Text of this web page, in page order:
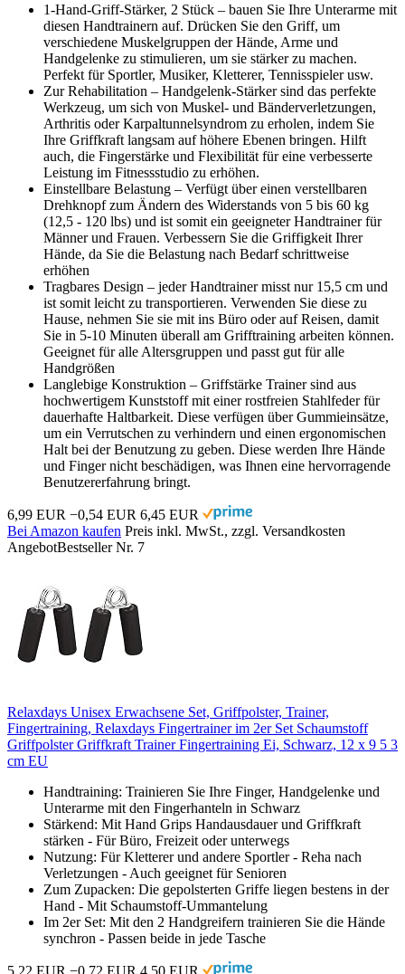
1-Hand-Griff-Stärker, 2 Stück – bauen Sie Ihre Unterarme mit
diesen Handtrainern auf. Drücken Sie den Griff, um
verschiedene Muskelgruppen der Hände, Arme und
Handgelenke zu stimulieren, um sie stärker zu machen.
Perfekt für Sportler, Musiker, Kletterer, Tennisspieler usw.
Zur Rehabilitation – Handgelenk-Stärker sind das perfekte
Werkzeug, um sich von Muskel- und Bänderverletzungen,
Arthritis oder Karpaltunnelsyndrom zu erholen, indem Sie
Ihre Griffkraft langsam auf höhere Ebenen bringen. Hilft
auch, die Fingerstärke und Flexibilität für eine verbesserte
Leistung im Fitnessstudio zu erhöhen.
Einstellbare Belastung – Verfügt über einen verstellbaren
Drehknopf zum Ändern des Widerstands von 5 bis 60 kg
(12,5 - 120 lbs) und ist somit ein geeigneter Handtrainer für
Männer und Frauen. Verbessern Sie die Griffigkeit Ihrer
Hände, da Sie die Belastung nach Bedarf schrittweise
erhöhen
Tragbares Design – jeder Handtrainer misst nur 15,5 cm und
ist somit leicht zu transportieren. Verwenden Sie diese zu
Hause, nehmen Sie sie mit ins Büro oder auf Reisen, damit
Sie in 5-10 Minuten überall am Grifftraining arbeiten können.
Geeignet für alle Altersgruppen und passt gut für alle
Handgrößen
Langlebige Konstruktion – Griffstärke Trainer sind aus
hochwertigem Kunststoff mit einer rostfreien Stahlfeder für
dauerhafte Haltbarkeit. Diese verfügen über Gummieinsätze,
um ein Verrutschen zu verhindern und einen ergonomischen
Halt bei der Benutzung zu geben. Diese werden Ihre Hände
und Finger nicht beschädigen, was Ihnen eine hervorragende
Benutzererfahrung bringt.
6,99 EUR −0,54 EUR 6,45 EUR
Bei Amazon kaufen Preis inkl. MwSt., zzgl. Versandkosten
AngebotBestseller Nr. 7
Relaxdays Unisex Erwachsene Set, Griffpolster, Trainer,
Fingertraining, Relaxdays Fingertrainer im 2er Set Schaumstoff
Griffpolster Griffkraft Trainer Fingertraining Ei, Schwarz, 12 x 9 5 3
cm EU
Handtraining: Trainieren Sie Ihre Finger, Handgelenke und
Unterarme mit den Fingerhanteln in Schwarz
Stärkend: Mit Hand Grips Handausdauer und Griffkraft
stärken - Für Büro, Freizeit oder unterwegs
Nutzung: Für Kletterer und andere Sportler - Reha nach
Verletzungen - Auch geeignet für Senioren
Zum Zupacken: Die gepolsterten Griffe liegen bestens in der
Hand - Mit Schaumstoff-Ummantelung
Im 2er Set: Mit den 2 Handgreifern trainieren Sie die Hände
synchron - Passen beide in jede Tasche
5,22 EUR −0,72 EUR 4,50 EUR